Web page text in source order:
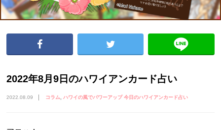
2022年8月9日のハワイアンカード占い
2022.08.09 コラム ハワイの風でパワーアップ 今日のハワイアンカード占い